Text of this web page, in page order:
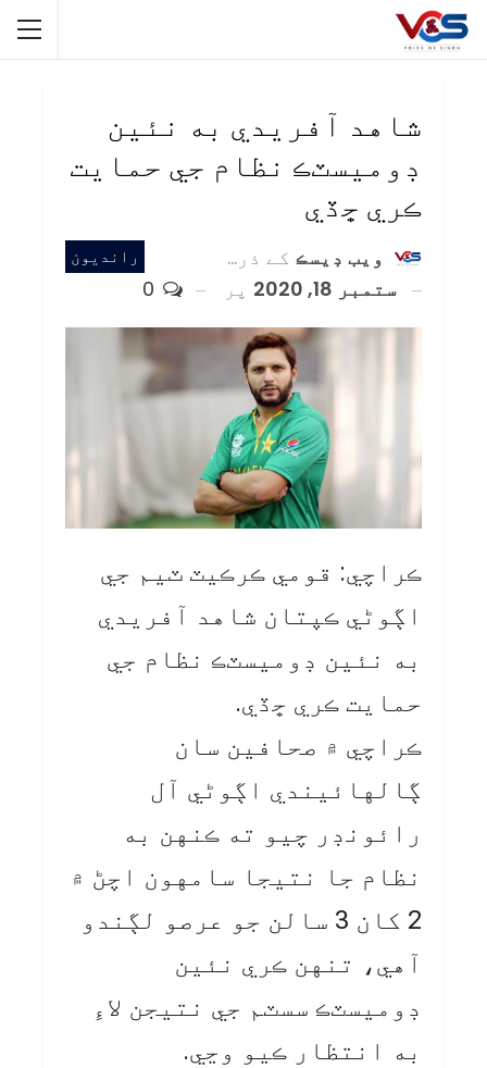
شاهد آفريدي به نئين
ڊوميسٽڪ نظام جي حمايت
ڪري ڇڏي
رانديون ويب ڊيسڪ کے ذریعہ
ستمبر 18, 2020
پر
ڪراچي: قومي ڪرڪيٽ ٽيم جي
اڳوڻي ڪپتان شاهد آفريدي
به نئين ڊوميسٽڪ نظام جي
حمايت ڪري ڇڏي.
ڪراچي ۾ صحافين سان
ڳالهائيندي اڳوڻي آل
رائونڊر چيو ته ڪنهن به
نظام جا نتيجا سامهون اچڻ ۾
2 کان 3 سالن جو عرصو لڳندو
آهي، تنهن ڪري نئين
ڊوميسٽڪ سسٽم جي نتيجن لاءِ
به انتظار ڪيو وڃي.